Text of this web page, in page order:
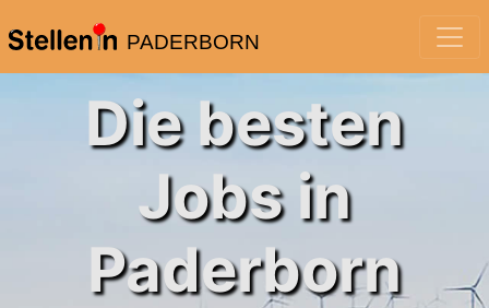
PADERBORN
Die besten
Jobs in
Paderborn